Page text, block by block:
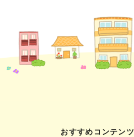
おすすめコンテンツ